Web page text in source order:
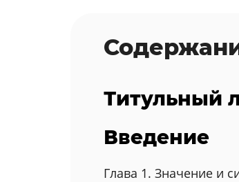
Титульный
Введение
Глава 1. Значение и